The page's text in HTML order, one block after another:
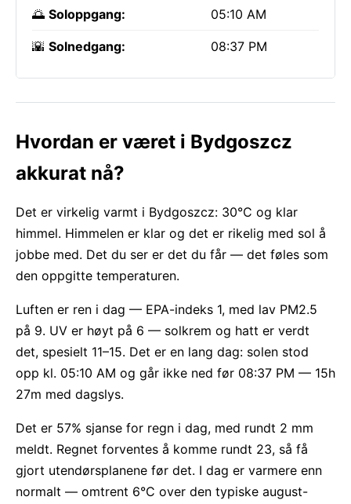
🌅 Soloppgang: 05:10 AM
🌇 Solnedgang: 08:37 PM
Hvordan er været i Bydgoszcz
akkurat nå?
Det er virkelig varmt i Bydgoszcz: 30°C og klar
himmel. Himmelen er klar og det er rikelig med sol å
jobbe med. Det du ser er det du får — det føles som
den oppgitte temperaturen.
Luften er ren i dag — EPA-indeks 1, med lav PM2.5
på 9. UV er høyt på 6 — solkrem og hatt er verdt
det, spesielt 11–15. Det er en lang dag: solen stod
opp kl. 05:10 AM og går ikke ned før 08:37 PM — 15h
27m med dagslys.
Det er 57% sjanse for regn i dag, med rundt 2 mm
meldt. Regnet forventes å komme rundt 23, så få
gjort utendørsplanene før det. I dag er varmere enn
normalt — omtrent 6°C over den typiske august-